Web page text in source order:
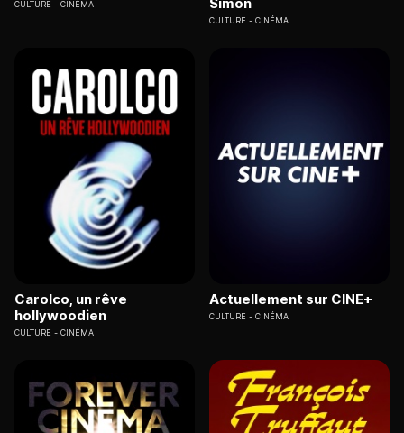
CULTURE CINÉMA
CULTURE CINÉMA
Carolco, un rêve
hollywoodien
CULTURE CINÉMA
Actuellement sur CINE+
CULTURE CINÉMA